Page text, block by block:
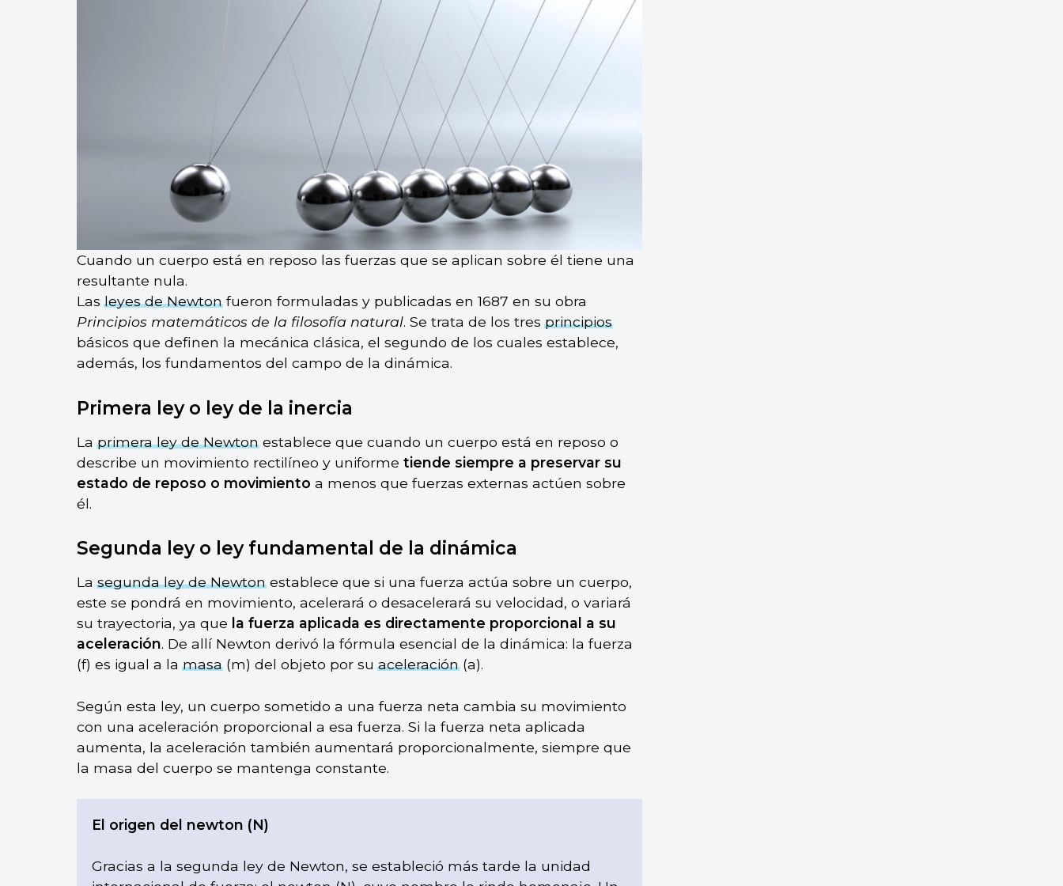
Cuando un cuerpo está en reposo las fuerzas que se aplican sobre él tiene una
resultante nula.
Lasleyes de Newtonfueron formuladas y publicadas en 1687 en su obra
Principios matemáticos de la filosofía natural. Se trata de los tresprincipios
básicos que definen la mecánica clásica, el segundo de los cuales establece,
además, los fundamentos del campo de la dinámica.
Primera ley o ley de la inercia
Laprimera ley de Newtonestablece que cuando un cuerpo está en reposo o
describe un movimiento rectilíneo y uniforme tiende siempre a preservar su
estado de reposo o movimiento a menos que fuerzas externas actúen sobre
él.
Segunda ley o ley fundamental de la dinámica
Lasegunda ley de Newtonestablece que si una fuerza actúa sobre un cuerpo,
este se pondrá en movimiento, acelerará o desacelerará su velocidad, o variará
su trayectoria, ya que la fuerza aplicada es directamente proporcional a su
aceleración. De allí Newton derivó la fórmula esencial de la dinámica: la fuerza
(f) es igual a lamasa(m) del objeto por suaceleración(a).
Según esta ley, un cuerpo sometido a una fuerza neta cambia su movimiento
con una aceleración proporcional a esa fuerza. Si la fuerza neta aplicada
aumenta, la aceleración también aumentará proporcionalmente, siempre que
la masa del cuerpo se mantenga constante.
El origen del newton (N)
Gracias a la segunda ley de Newton, se estableció más tarde la unidad